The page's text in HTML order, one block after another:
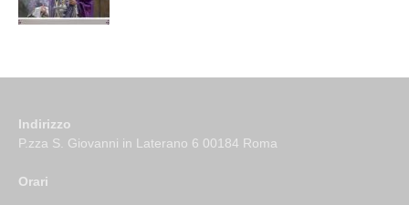
Indirizzo
P.zza S. Giovanni in Laterano 6 00184 Roma
Orari